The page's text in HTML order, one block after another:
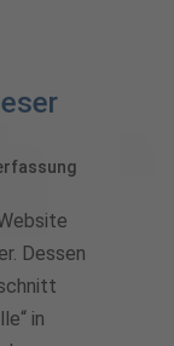
Dessen
in